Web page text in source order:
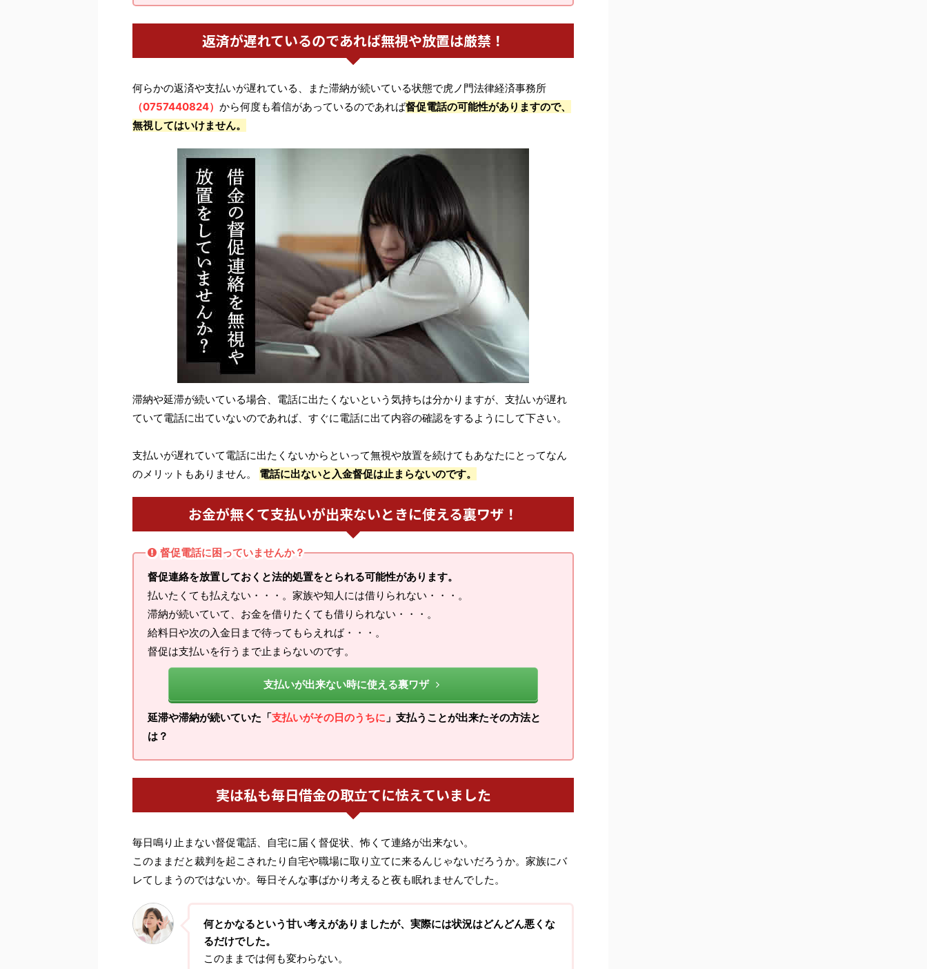
返済が遅れているのであれば無視や放置は厳禁！
何らかの返済や支払いが遅れている、また滞納が続いている状態で虎ノ門法律経済事務所
（0757440824） から何度も着信があっているのであれば督促電話の可能性がありますので、
無視してはいけません。
滞納や延滞が続いている場合、電話に出たくないという気持ちは分かりますが、支払いが遅れ
ていて電話に出ていないのであれば、すぐに電話に出て内容の確認をするようにして下さい。
支払いが遅れていて電話に出たくないからといって無視や放置を続けてもあなたにとってなん
のメリットもありません。 電話に出ないと入金督促は止まらないのです。
お金が無くて支払いが出来ないときに使える裏ワザ！
督促電話に困っていませんか？
督促連絡を放置しておくと法的処置をとられる可能性があります。
払いたくても払えない・・・。家族や知人には借りられない・・・。
滞納が続いていて、お金を借りたくても借りられない・・・。
給料日や次の入金日まで待ってもらえれば・・・。
督促は支払いを行うまで止まらないのです。
支払いが出来ない時に使える裏ワザ
延滞や滞納が続いていた「支払いがその日のうちに 」支払うことが出来たその方法と
は？
実は私も毎日借金の取立てに怯えていました
毎日鳴り止まない督促電話、自宅に届く督促状、怖くて連絡が出来ない。
このままだと裁判を起こされたり自宅や職場に取り立てに来るんじゃないだろうか。家族にバ
レてしまうのではないか。毎日そんな事ばかり考えると夜も眠れませんでした。
何とかなるという甘い考えがありましたが、実際には状況はどんどん悪くな
るだけでした。
このままでは何も変わらない。